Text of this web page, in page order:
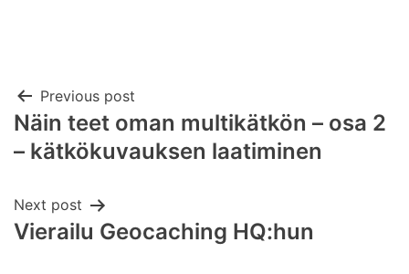
Post
navigation
Previous post
Näin teet oman multikätkön – osa 2
– kätkökuvauksen laatiminen
Next post
Vierailu Geocaching HQ:hun